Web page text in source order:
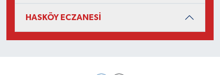
HASKÖY ECZANESİ